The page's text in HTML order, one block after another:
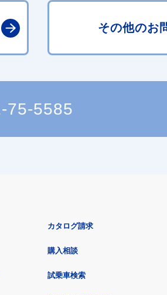
その他のお
75-5585
カタログ請求
購入相談
試乗車検索